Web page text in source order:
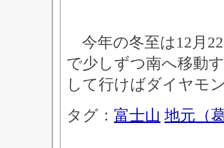
今年の冬至は12月
で少しずつ南へ移動
して行けばダイヤモ
タグ： 富士山 地元（